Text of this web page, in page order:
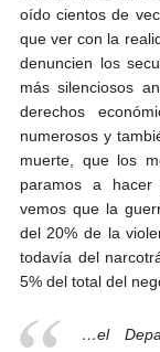
oído cientos de
que ver con la
denuncien los
más silenciosos
derechos
numerosos y
muerte, que los
paramos a hacer
vemos que la
del 20% de la
todavía del
5% del total del
…el